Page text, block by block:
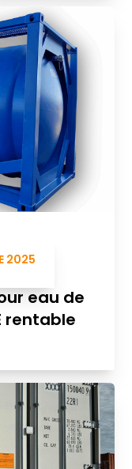
2025
eau de
rentable